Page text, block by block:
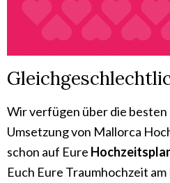
Wir verfügen über die
Umsetzung von Mallorca
schon auf Eure
Euch Eure Traumhochzeit